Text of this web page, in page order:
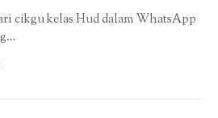
cikgu kelas Hud dalam WhatsApp